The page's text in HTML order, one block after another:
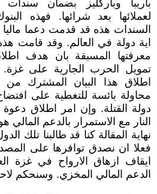
باريبا وباركليز بضمان سندات
لعملائها بعد شرائها. فهذه
السندات هذه قد قدمت دعما ماليا
اية دولة في العالم. وقد قامت
معرفتها المسبقة بان هدف
تمويل الحرب الجارية على غزة.
اطلاق هذا البيان المشترك من
محاولة بائسة للتغطية على
دولة القتلة. وإن امر اطلاق
النار مع الاستمرار بالدعم
نهاية المقالة كنا قد طالبنا تلك
فعلا ان نصدق توافرها على
ايقاف ازهاق الارواح في غزة
الدعم المالي المخزي. وسنحكم